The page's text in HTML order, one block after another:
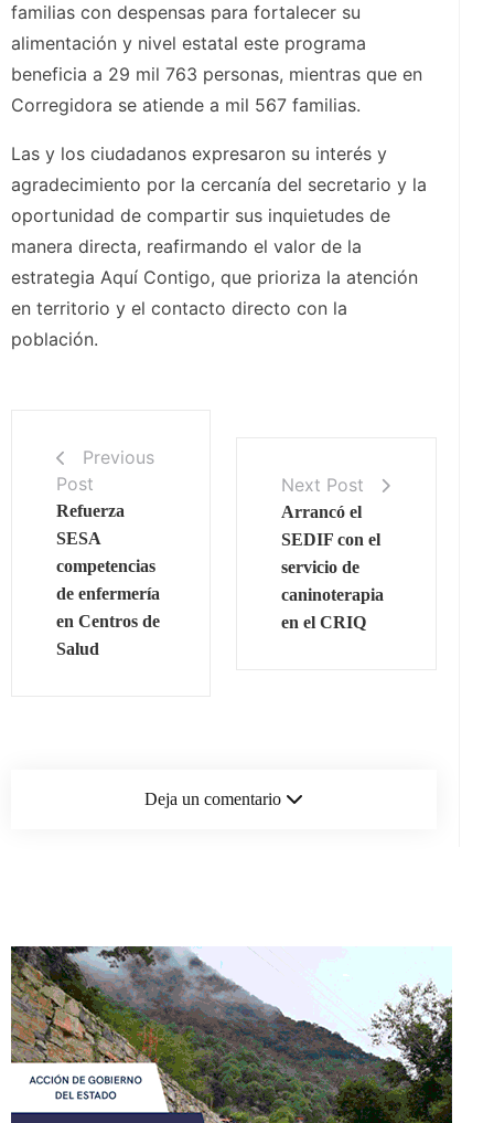
familias con despensas para fortalecer su
alimentación y nivel estatal este programa
beneficia a 29 mil 763 personas, mientras que en
Corregidora se atiende a mil 567 familias.
Las y los ciudadanos expresaron su interés y
agradecimiento por la cercanía del secretario y la
oportunidad de compartir sus inquietudes de
manera directa, reafirmando el valor de la
estrategia Aquí Contigo, que prioriza la atención
en territorio y el contacto directo con la
población.
Previous
Post
Refuerza
SESA
competencias
de enfermería
en Centros de
Salud
Next Post
Arrancó el
SEDIF con el
servicio de
caninoterapia
en el CRIQ
Deja un comentario